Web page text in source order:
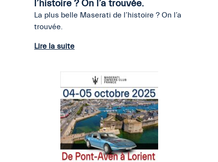
l’histoire ? On l’a trouvée.
La plus belle Maserati de l’histoire ? On l’a
trouvée.
Lire la suite